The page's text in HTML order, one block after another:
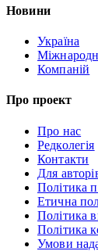
Новини
Україна
Компаній
Про проект
Про нас
Редколегія
Контакти
Для
Політика
Етична
Політика
Політика
Умови